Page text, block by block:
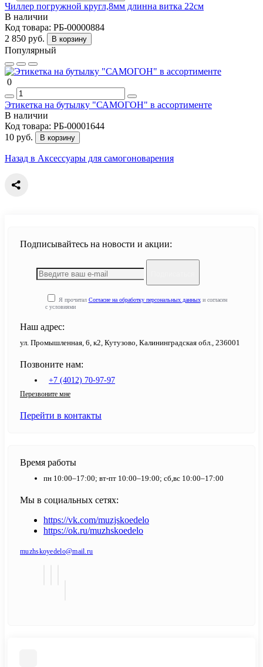
Чиллер погружной кругл,8мм длинна витка 22см
В наличии
Код товара: РБ-00000884
2 850 руб.
В корзину
Популярный
0
Этикетка на бутылку "САМОГОН" в ассортименте
В наличии
Код товара: РБ-00001644
10 руб.
В корзину
Назад в Аксессуары для самогоноварения
Подписывайтесь на новости и акции:
Я прочитал Согласие на обработку персональных данныхи согласен
с условиями
Наш адрес:
ул. Промышленная, 6, к2, Кутузово, Калининградская обл., 236001
Позвоните нам:
+7 (4012) 70-97-97
Перезвоните мне
Перейти в контакты
Время работы
пн 10:00–17:00; вт-пт 10:00–19:00; сб,вс 10:00–17:00
Мы в социальных сетях:
https://vk.com/muzjskoedelo
https://ok.ru/muzhskoedelo
muzhskoyedelo@mail.ru